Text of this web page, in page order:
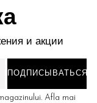
и акции
Afla mai